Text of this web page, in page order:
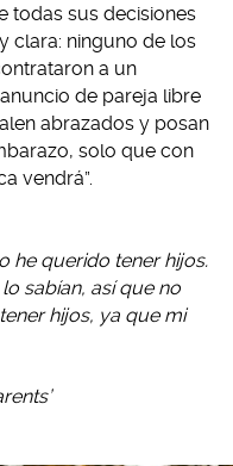
todas sus decisiones
clara: ninguno de los
a un
de pareja libre
abrazados y posan
solo que con
vendrá”.
he querido tener hijos.
sabían, así que no
hijos, ya que mi